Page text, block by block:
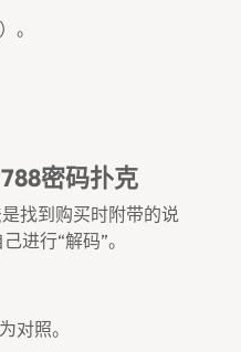
。
密码扑克
找到购买时附带的说
进行“解码”。
对照。